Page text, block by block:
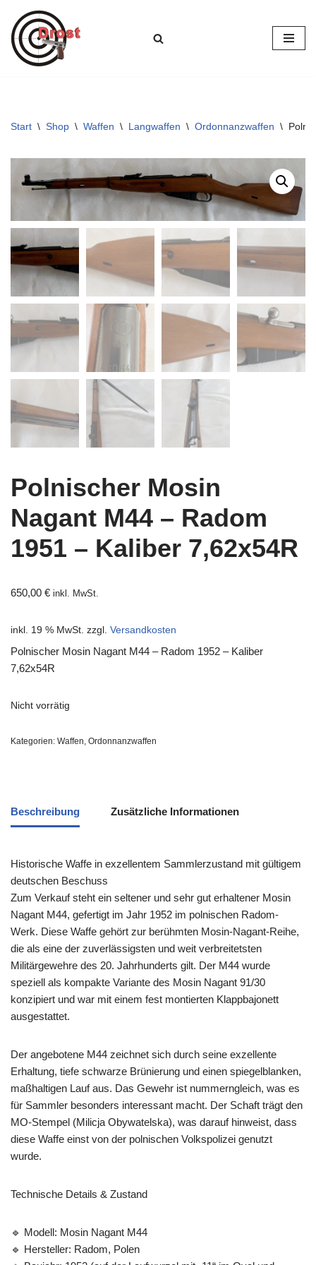
Zum
Inhalt
Start \ Shop \ Waffen \ Langwaffen \ Ordonnanzwaffen \
Polnischer Mosin
Nagant M44 – Radom
1951 – Kaliber 7,62x54R
650,00 € inkl. MwSt.
inkl. 19 % MwSt. zzgl. Versandkosten
Polnischer Mosin Nagant M44 – Radom 1952 – Kaliber
7,62x54R
Nicht vorrätig
Kategorien: Waffen, Ordonnanzwaffen
Beschreibung Zusätzliche Informationen
Historische Waffe in exzellentem Sammlerzustand mit gültigem
deutschen Beschuss
Zum Verkauf steht ein seltener und sehr gut erhaltener Mosin
Nagant M44, gefertigt im Jahr 1952 im polnischen Radom-
Werk. Diese Waffe gehört zur berühmten Mosin-Nagant-Reihe,
die als eine der zuverlässigsten und weit verbreitetsten
Militärgewehre des 20. Jahrhunderts gilt. Der M44 wurde
speziell als kompakte Variante des Mosin Nagant 91/30
konzipiert und war mit einem fest montierten Klappbajonett
ausgestattet.
Der angebotene M44 zeichnet sich durch seine exzellente
Erhaltung, tiefe schwarze Brünierung und einen spiegelblanken,
maßhaltigen Lauf aus. Das Gewehr ist nummerngleich, was es
für Sammler besonders interessant macht. Der Schaft trägt den
MO-Stempel (Milicja Obywatelska), was darauf hinweist, dass
diese Waffe einst von der polnischen Volkspolizei genutzt
wurde.
Technische Details & Zustand
🔹 Modell: Mosin Nagant M44
🔹 Hersteller: Radom, Polen